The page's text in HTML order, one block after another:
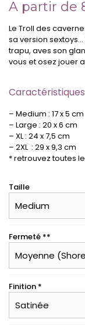
A partir de
Le Troll des
sa version
trapu, aves son
vous et osez jouer
Caractéristiques
– Medium : 17 x 5 cm
– Large : 20 x 6 cm
– XL : 24 x 7,5 cm
– 2XL : 29 x 9,3 cm
* retrouvez toutes
Taille
Fermeté **
Finition *